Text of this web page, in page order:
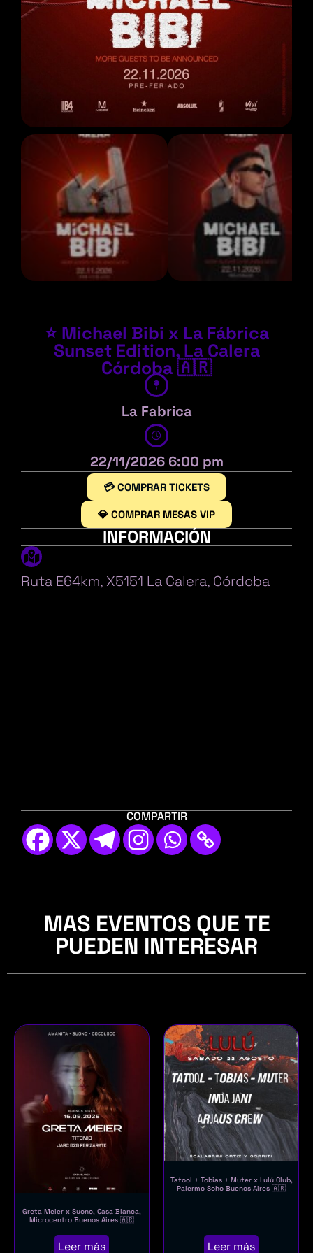
⭐ Michael Bibi x La Fábrica
Sunset Edition, La Calera
Córdoba 🇦🇷
La Fabrica
22/11/2026 6:00 pm
💳 COMPRAR TICKETS
💎 COMPRAR MESAS VIP
INFORMACIÓN
Ruta E64km, X5151 La Calera, Córdoba
COMPARTIR
MAS EVENTOS QUE TE
PUEDEN INTERESAR
Greta Meier x Suono, Casa Blanca,
Microcentro Buenos Aires 🇦🇷
Leer más
Tatool + Tobias + Muter x Lulú Club,
Palermo Soho Buenos Aires 🇦🇷
Leer más